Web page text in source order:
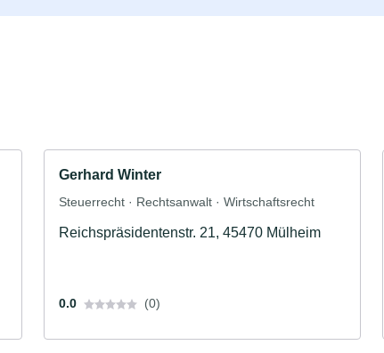
Gerhard Winter
Steuerrecht · Rechtsanwalt · Wirtschaftsrecht
Reichspräsidentenstr. 21, 45470 Mülheim
0.0 (0)